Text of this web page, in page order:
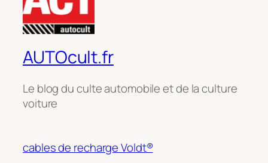
AUTOcult.fr
Le blog du culte automobile et de la culture
voiture
cables de recharge Voldt®